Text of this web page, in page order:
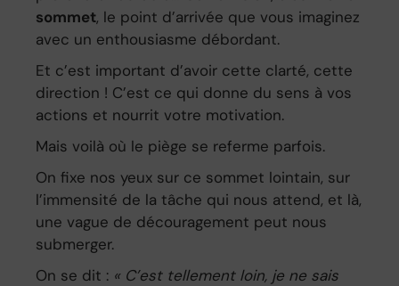
sommet, le point d’arrivée que vous imaginez
avec un enthousiasme débordant.
Et c’est important d’avoir cette clarté, cette
direction ! C’est ce qui donne du sens à vos
actions et nourrit votre motivation.
Mais voilà où le piège se referme parfois.
On fixe nos yeux sur ce sommet lointain, sur
l’immensité de la tâche qui nous attend, et là,
une vague de découragement peut nous
submerger.
On se dit : « C’est tellement loin, je ne sais